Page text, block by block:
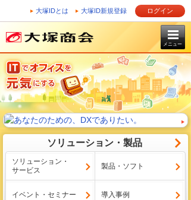
大塚IDとは 大塚ID新規登録 ログイン
メニュー
ソリューション・製品
ソリューション・
サービス
製品・ソフト
イベント・セミナー 導入事例